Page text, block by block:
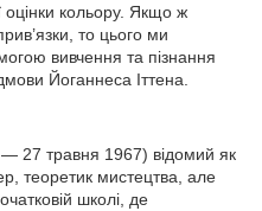
оцінки кольору. Якщо ж
то цього ми
вивчення та пізнання
Йоганнеса Іттена.
27 травня 1967) відомий як
теоретик мистецтва, але
школі, де